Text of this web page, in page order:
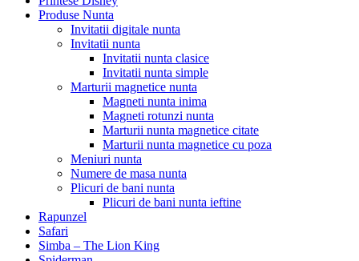
Produse Nunta
Invitatii digitale nunta
Invitatii nunta
Invitatii nunta clasice
Invitatii nunta simple
Marturii magnetice nunta
Magneti nunta inima
Magneti rotunzi nunta
Marturii nunta magnetice citate
Marturii nunta magnetice cu poza
Meniuri nunta
Numere de masa nunta
Plicuri de bani nunta
Plicuri de bani nunta ieftine
Rapunzel
Safari
Simba – The Lion King